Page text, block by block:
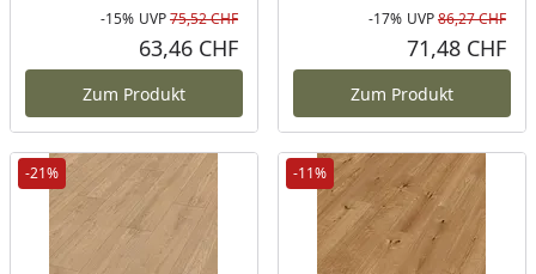
Rabatt in Prozent
-15%
Ursprünglicher Preis
UVP75,52 CHF
63,46 CHF
Zum Produkt
-17% UVP86,27 CHF
71,48 CHF
Zum Produkt
-21% -11%